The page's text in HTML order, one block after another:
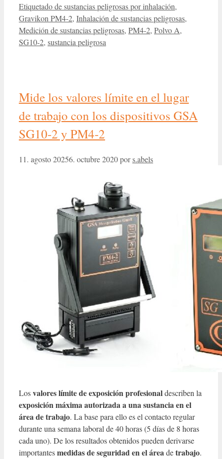
Etiquetado de sustancias peligrosas por inhalación,
Gravikon PM4-2, Inhalación de sustancias peligrosas,
Medición de sustancias peligrosas, PM4-2, Polvo A,
SG10-2, sustancia peligrosa
Mide los valores límite en el lugar
de trabajo con los dispositivos GSA
SG10-2 y PM4-2
11. agosto 20256. octubre 2020pors.abels
Losvalores límite de exposición profesionaldescriben la
exposición máxima autorizada a una sustancia en el
área de trabajo. La base para ello es el contacto regular
durante una semana laboral de 40 horas (5 días de 8 horas
cada uno). De los resultados obtenidos pueden derivarse
importantesmedidas de seguridad en el áreadetrabajo.